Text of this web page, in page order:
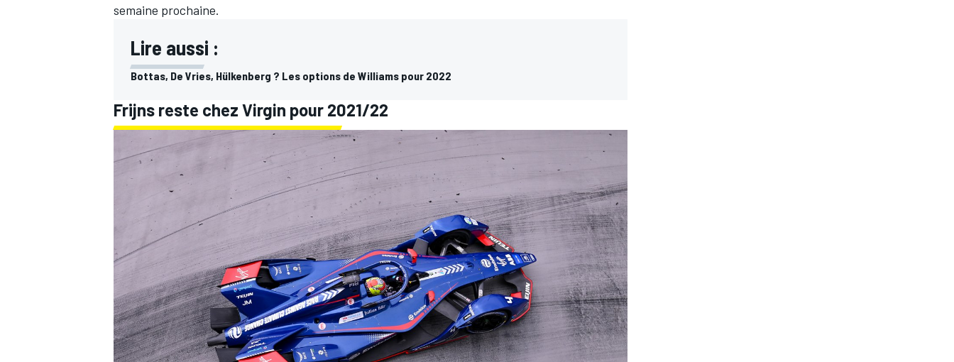
AUTRES CHAMPIONNATS
semaine prochaine.
Lire aussi :
Bottas, De Vries, Hülkenberg ? Les options de Williams pour 2022
Frijns reste chez Virgin pour 2021/22